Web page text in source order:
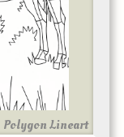
Polygon Lineart